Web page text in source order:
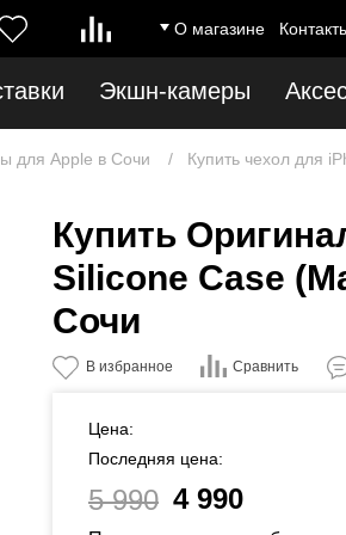
О магазине
Экшн-камеры
для Apple в Сочи Купить чехол для
Купить
Silicone Case
Сочи
В избранное Сравнить
Цена:
Последняя цена:
5 990 4 990